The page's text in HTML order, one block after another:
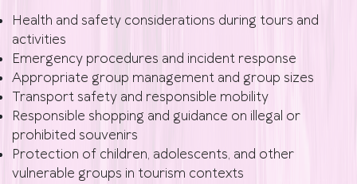
Health and safety considerations during tours and
activities
Emergency procedures and incident response
Appropriate group management and group sizes
Transport safety and responsible mobility
Responsible shopping and guidance on illegal or
prohibited souvenirs
Protection of children, adolescents, and other
vulnerable groups in tourism contexts